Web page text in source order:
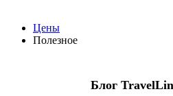
Цены
Полезное
Блог